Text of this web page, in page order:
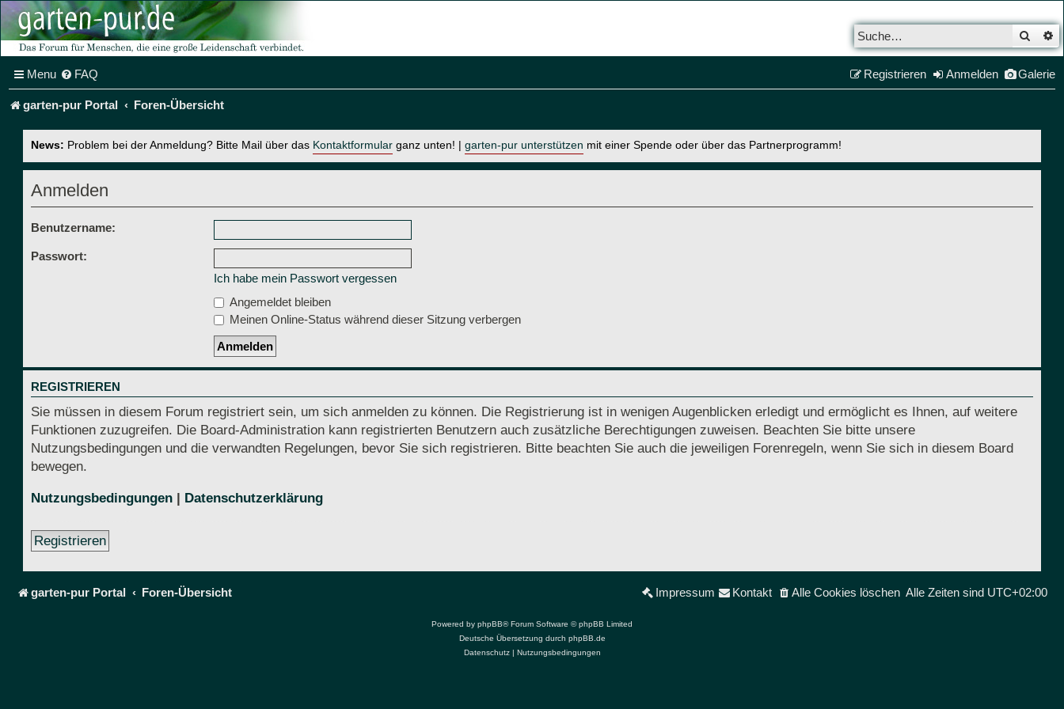
Menu FAQ Galerie
Anmelden
Registrieren
garten-pur Portal Foren-Übersicht
News: Problem bei der Anmeldung? Bitte Mail über das Kontaktformular ganz unten! | garten-pur unterstützen mit einer Spende oder über das Partnerprogramm!
Anmelden
Benutzername:
Passwort:
Ich habe mein Passwort vergessen
Angemeldet bleiben
Meinen Online-Status während dieser Sitzung verbergen
REGISTRIEREN
Sie müssen in diesem Forum registriert sein, um sich anmelden zu können. Die Registrierung ist in wenigen Augenblicken erledigt und ermöglicht es Ihnen, auf weitere
Funktionen zuzugreifen. Die Board-Administration kann registrierten Benutzern auch zusätzliche Berechtigungen zuweisen. Beachten Sie bitte unsere
Nutzungsbedingungen und die verwandten Regelungen, bevor Sie sich registrieren. Bitte beachten Sie auch die jeweiligen Forenregeln, wenn Sie sich in diesem Board
bewegen.
Nutzungsbedingungen | Datenschutzerklärung
Registrieren
garten-pur Portal Foren-Übersicht Alle Zeiten sind UTC+02:00
Alle Cookies löschen
Impressum Kontakt
Powered by phpBB® Forum Software © phpBB Limited
Deutsche Übersetzung durch phpBB.de
Datenschutz| Nutzungsbedingungen